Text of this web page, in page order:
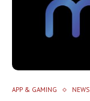
APP & GAMING NEWS